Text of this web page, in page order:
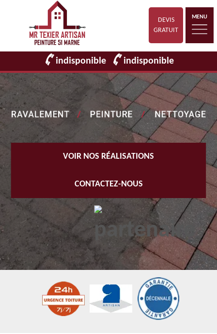
DEVIS
GRATUIT
MENU
indisponible indisponible
VOIR NOS RÉALISATIONS
CONTACTEZ-NOUS